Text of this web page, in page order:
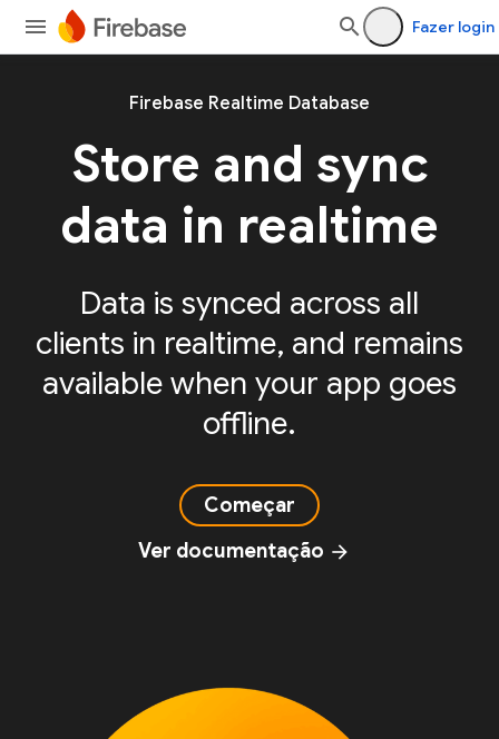
Fazer login
Firebase Realtime Database
Store and sync
data in realtime
Data is synced across all
clients in realtime, and remains
available when your app goes
offline.
Começar
Ver documentação arrow_forward